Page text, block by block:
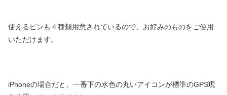
使えるピンも４種類用意されているので、お好みのものをご使用
いただけます。
iPhoneの場合だと、一番下の水色の丸いアイコンが標準のGPS現